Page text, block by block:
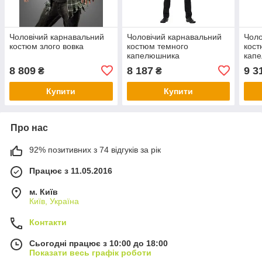
Чоловічий карнавальний
костюм злого вовка
8 809 ₴
Купити
Чоловічий карнавальний
костюм темного
капелюшника
8 187₴
Купити
9
Про нас
92% позитивних з 74 відгуків за рік
Працює з 11.05.2016
м. Київ
Київ, Україна
Контакти
Сьогодні працює з 10:00 до 18:00
Показати весь графік роботи